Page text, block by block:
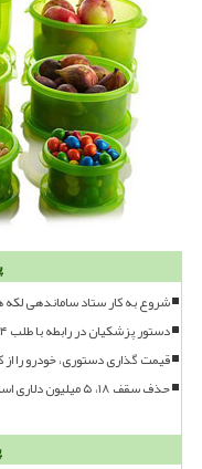
شروع به کار ستاد ساماندهی لکه
دستور پزشکیان در رابطه با طلب ۴ میلیارد یورویی تامین کنندگان کالاهای اساسی
قیمت گذاری دستوری، خودرو را
حذف سقف ۱۸، ۵ میلیون دلاری استانی برای واردات کالاهای اساسی از مرزها